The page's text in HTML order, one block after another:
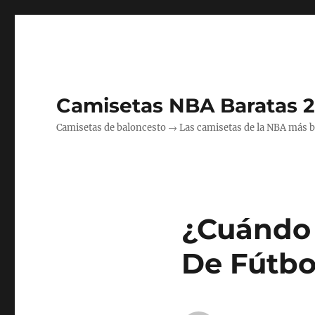
Camisetas NBA Baratas
Camisetas de baloncesto → Las camisetas de la NBA más
De